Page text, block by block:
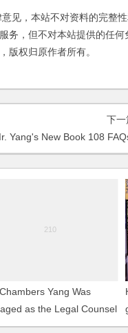
，本站不对资料的完整
务，但不对本站提供的任
版权归原作者所有。
下
Yang's New Book 108 FAQs on
Yang Was
as the Legal Counsel